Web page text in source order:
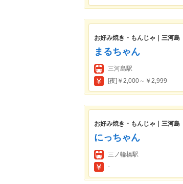
お好み焼き・もんじゃ｜三河島
まるちゃん
三河島駅
[夜]￥2,000～￥2,999
お好み焼き・もんじゃ｜三河島
にっちゃん
三ノ輪橋駅
-